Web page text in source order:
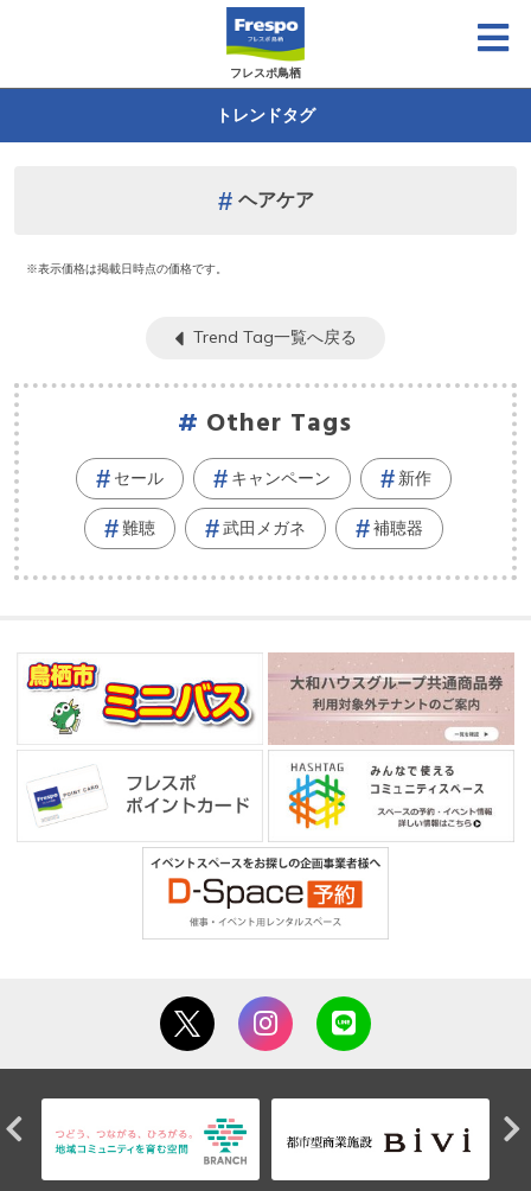
フレスポ鳥栖
トレンドタグ
ヘアケア
※表示価格は掲載日時点の価格です。
Trend Tag一覧へ戻る
Other Tags
セール キャンペーン 新作
難聴 武田メガネ 補聴器